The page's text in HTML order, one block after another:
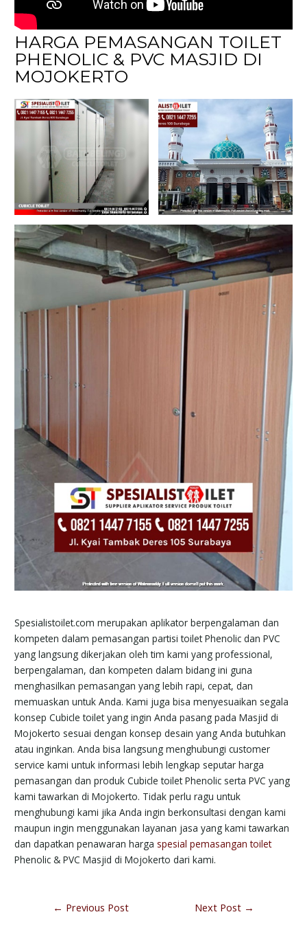
HARGA PEMASANGAN TOILET
PHENOLIC & PVC MASJID DI
MOJOKERTO
Spesialistoilet.com merupakan aplikator berpengalaman dan
kompeten dalam pemasangan partisi toilet Phenolic dan PVC
yang langsung dikerjakan oleh tim kami yang professional,
berpengalaman, dan kompeten dalam bidang ini guna
menghasilkan pemasangan yang lebih rapi, cepat, dan
memuaskan untuk Anda. Kami juga bisa menyesuaikan segala
konsep Cubicle toilet yang ingin Anda pasang pada Masjid di
Mojokerto sesuai dengan konsep desain yang Anda butuhkan
atau inginkan. Anda bisa langsung menghubungi customer
service kami untuk informasi lebih lengkap seputar harga
pemasangan dan produk Cubicle toilet Phenolic serta PVC yang
kami tawarkan di Mojokerto. Tidak perlu ragu untuk
menghubungi kami jika Anda ingin berkonsultasi dengan kami
maupun ingin menggunakan layanan jasa yang kami tawarkan
dan dapatkan penawaran harga spesial pemasangan toilet
Phenolic & PVC Masjid di Mojokerto dari kami.
← Previous Post Next Post →